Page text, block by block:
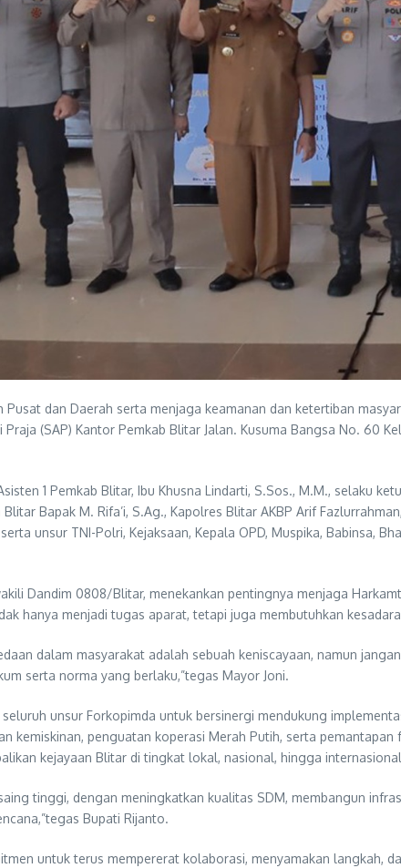
dan Daerah serta menjaga keamanan dan ketertiban
(SAP) Kantor Pemkab Blitar Jalan. Kusuma Bangsa No. 60
1 Pemkab Blitar, Ibu Khusna Lindarti, S.Sos., M.M., selaku
Bapak M. Rifa’i, S.Ag., Kapolres Blitar AKBP Arif
unsur TNI-Polri, Kejaksaan, Kepala OPD, Muspika, Babinsa,
Dandim 0808/Blitar, menekankan pentingnya menjaga
hanya menjadi tugas aparat, tetapi juga membutuhkan
dalam masyarakat adalah sebuah keniscayaan, namun
serta norma yang berlaku,”tegas Mayor Joni.
unsur Forkopimda untuk bersinergi mendukung
kemiskinan, penguatan koperasi Merah Putih, serta
kejayaan Blitar di tingkat lokal, nasional, hingga
tinggi, dengan meningkatkan kualitas SDM, membangun
Bupati Rijanto.
untuk terus mempererat kolaborasi, menyamakan langkah,